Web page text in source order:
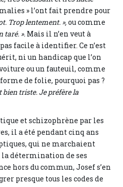
» l’ont fait prendre pour
Trop lentement. »,ou comme
taré. ». Mais il n’en veut à
facile à identifier. Ce n’est
ni un handicap que l’on
ou un fauteuil, comme
de folie, pourquoi pas ?
bien triste. Je préfère la
et schizophrène par les
il a été pendant cinq ans
qui ne marchaient
la détermination de ses
hors du commun, Josef s’en
presque tous les codes de